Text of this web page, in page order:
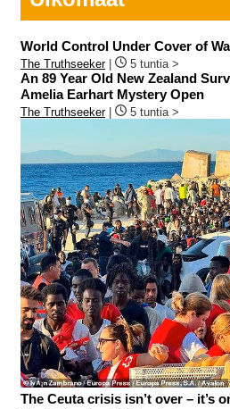
World Control Under Cover of
The Truthseeker| 5 tuntia >
An 89 Year Old New Zealand
Amelia Earhart Mystery Open
The Truthseeker| 5 tuntia >
The Ceuta crisis isn’t over – it’s